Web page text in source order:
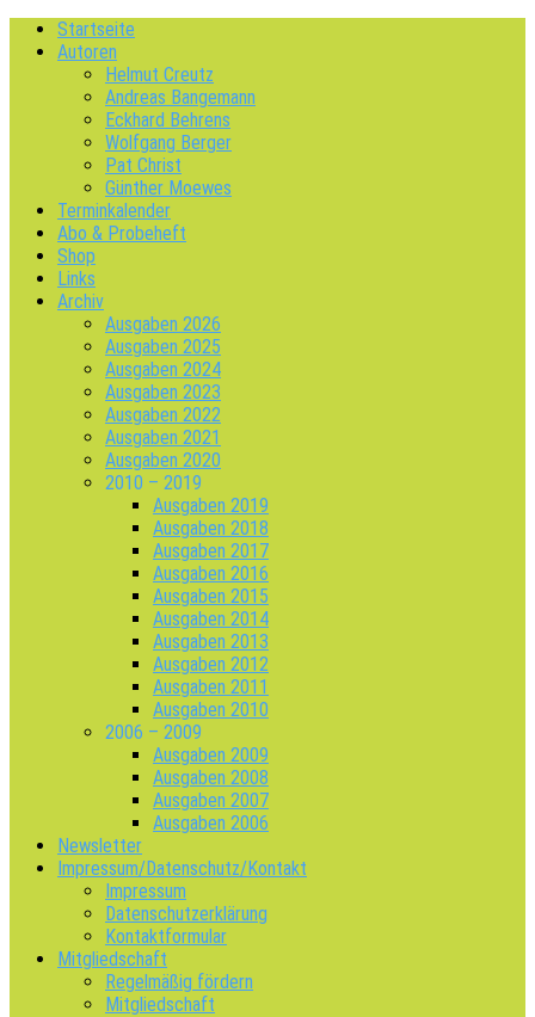
Startseite
Autoren
Helmut Creutz
Andreas Bangemann
Eckhard Behrens
Wolfgang Berger
Pat Christ
Günther Moewes
Terminkalender
Abo & Probeheft
Shop
Links
Archiv
Ausgaben 2026
Ausgaben 2025
Ausgaben 2024
Ausgaben 2023
Ausgaben 2022
Ausgaben 2021
Ausgaben 2020
2010 – 2019
Ausgaben 2019
Ausgaben 2018
Ausgaben 2017
Ausgaben 2016
Ausgaben 2015
Ausgaben 2014
Ausgaben 2013
Ausgaben 2012
Ausgaben 2011
Ausgaben 2010
2006 – 2009
Ausgaben 2009
Ausgaben 2008
Ausgaben 2007
Ausgaben 2006
Newsletter
Impressum/Datenschutz/Kontakt
Impressum
Datenschutzerklärung
Kontaktformular
Mitgliedschaft
Regelmäßig fördern
Mitgliedschaft